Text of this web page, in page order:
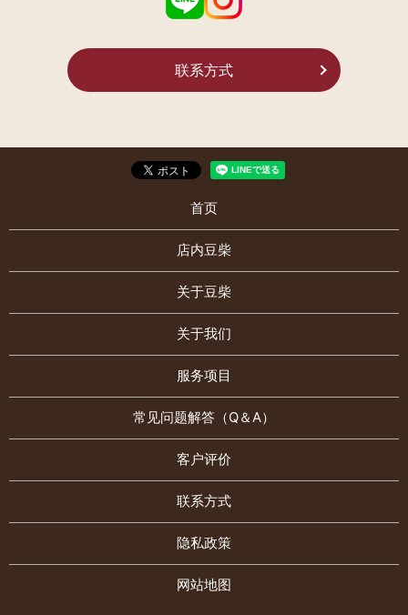
联系方式
首页
店内豆柴
关于豆柴
关于我们
服务项目
常见问题解答（Q＆A）
客户评价
联系方式
隐私政策
网站地图